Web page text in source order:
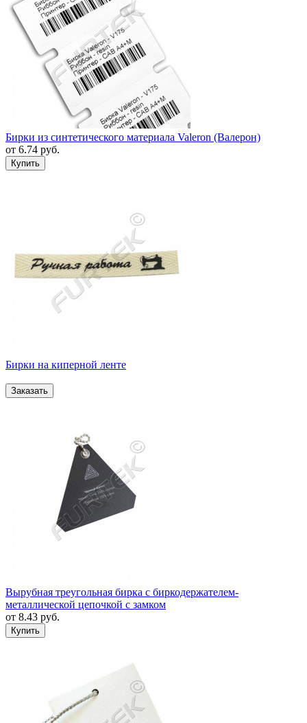
Бирки из синтетического материала Valeron (Валерон)
от 6.74 руб.
Бирки на киперной ленте
Вырубная треугольная бирка с биркодержателем-
металлической цепочкой с замком
от 8.43 руб.